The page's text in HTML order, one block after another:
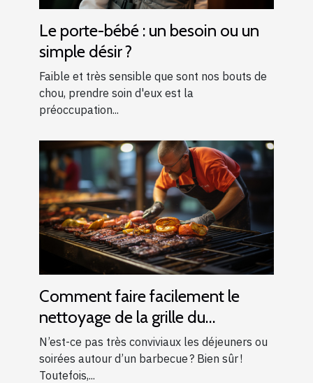
Le porte-bébé : un besoin ou un
simple désir ?
Faible et très sensible que sont nos bouts de
chou, prendre soin d'eux est la
préoccupation...
Comment faire facilement le
nettoyage de la grille du
barbecue ?
N’est-ce pas très conviviaux les déjeuners ou
soirées autour d’un barbecue ? Bien sûr !
Toutefois,...